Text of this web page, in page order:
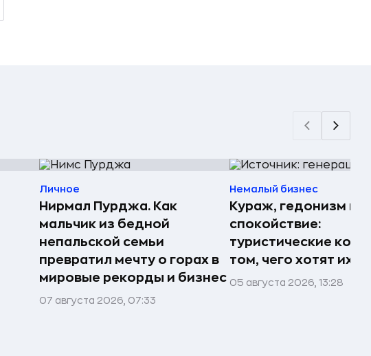
Личное
Нирмал Пурджа. Как
мальчик из бедной
непальской семьи
превратил мечту о горах в
мировые рекорды и бизнес
07 августа 2026, 07:33
Немалый бизнес
Кураж, гедонизм и
спокойствие:
туристические
том, чего хотят их
05 августа 2026, 13:28